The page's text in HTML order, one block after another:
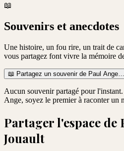
📖
Souvenirs et anecdotes
Une histoire, un fou rire, un trait de
vous partagez font vivre la mémoire
📖 Partagez un souvenir de Paul Ange…
Aucun souvenir partagé pour
Ange, soyez le premier à raconter un
Partager l'espace de
Jouault